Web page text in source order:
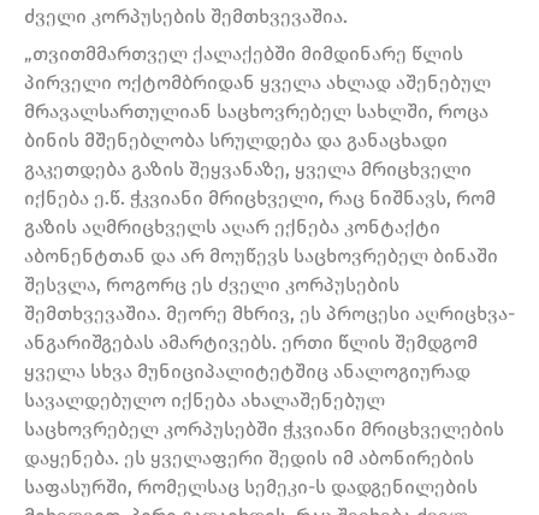
ძველი კორპუსების შემთხვევაშია.
„თვითმმართველ ქალაქებში მიმდინარე წლის
პირველი ოქტომბრიდან ყველა ახლად აშენებულ
მრავალსართულიან საცხოვრებელ სახლში, როცა
ბინის მშენებლობა სრულდება და განაცხადი
გაკეთდება გაზის შეყვანაზე, ყველა მრიცხველი
იქნება ე.წ. ჭკვიანი მრიცხველი, რაც ნიშნავს, რომ
გაზის აღმრიცხველს აღარ ექნება კონტაქტი
აბონენტთან და არ მოუწევს საცხოვრებელ ბინაში
შესვლა, როგორც ეს ძველი კორპუსების
შემთხვევაშია. მეორე მხრივ, ეს პროცესი აღრიცხვა-
ანგარიშგებას ამარტივებს. ერთი წლის შემდგომ
ყველა სხვა მუნიციპალიტეტშიც ანალოგიურად
სავალდებულო იქნება ახალაშენებულ
საცხოვრებელ კორპუსებში ჭკვიანი მრიცხველების
დაყენება. ეს ყველაფერი შედის იმ აბონირების
საფასურში, რომელსაც სემეკი-ს დადგენილების